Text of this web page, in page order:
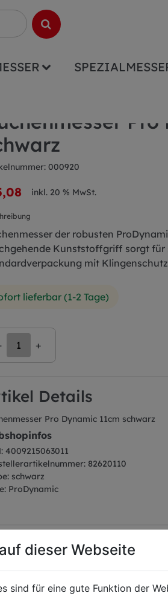
Pro
000920
inkl. 20 % MwSt.
der robusten
Kunststoffgriff sorgt für
mit
lieferbar (1-2 Tage)
+
Details
Pro Dynamic 11cm schwarz
4009215063011
82620110
schwarz
ProDynamic
auch
dieser Webseite
sind für eine gute Funktion der